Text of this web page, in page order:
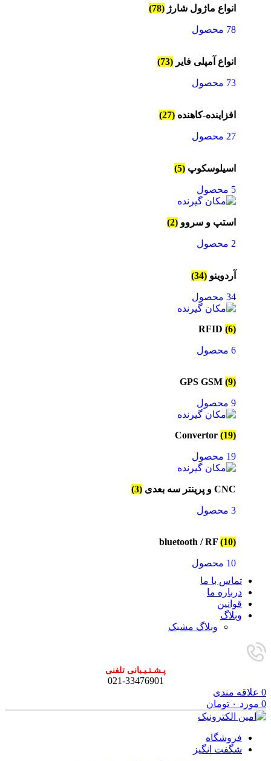
انواع ماژول شارژ (78)
78 محصول
انواع آمپلی فایر (73)
73 محصول
افزاینده-کاهنده (27)
27 محصول
اسیلوسکوپ (5)
5 محصول
استپ و سروو (2)
2 محصول
آردوینو (34)
34 محصول
RFID (6)
6 محصول
GPS GSM (9)
9 محصول
Convertor (19)
19 محصول
CNC و پرینتر سه بعدی (3)
3 محصول
bluetooth / RF (10)
10 محصول
تماس با ما
درباره ما
قوانین
وبلاگ
وبلاگ مشبک
پـشـتـیـبانی تلفنی
021-33476901
0 علاقه مندی
0 مورد ۰ تومان
فروشگاه
شگفت انگیز